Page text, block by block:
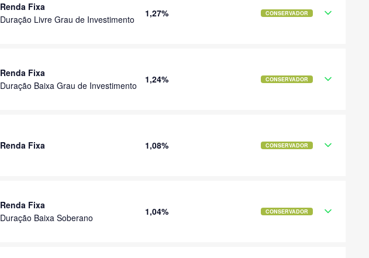
Renda Fixa
Duração Livre Grau de Investimento
1,27% CONSERVADOR
Renda Fixa
Duração Baixa Grau de Investimento
1,24% CONSERVADOR
Renda Fixa 1,08% CONSERVADOR
Renda Fixa
Duração Baixa Soberano
1,04% CONSERVADOR